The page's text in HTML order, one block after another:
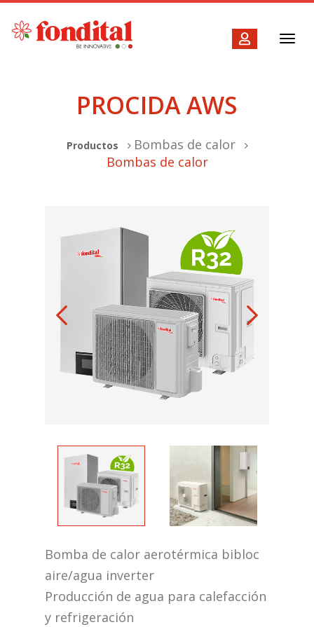
PROCIDA AWS
Productos
Bombas de calor
Bombas de calor
Bomba de calor aerotérmica bibloc
aire/agua inverter
Producción de agua para calefacción
y refrigeración